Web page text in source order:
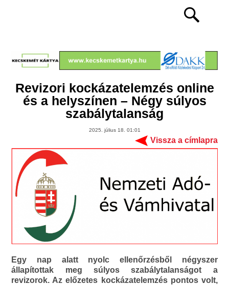
Revizori kockázatelemzés online
és a helyszínen – Négy súlyos
szabálytalanság
2025. július 18. 01:01
Vissza a címlapra
Egy nap alatt nyolc ellenőrzésből négyszer
állapítottak meg súlyos szabálytalanságot a
revizorok. Az előzetes kockázatelemzés pontos volt,